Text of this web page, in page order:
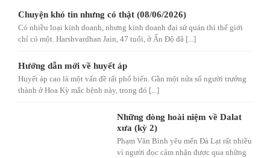
Chuyện khó tin nhưng có thật (08/06/2026)
Có nhiều loại kinh doanh, nhưng kinh doanh đại sứ quán thì thế giới
chỉ có một. Harshvardhan Jain, 47 tuổi, ở Ấn Độ đã [...]
Hướng dẫn mới về huyết áp
Huyết áp cao là một vấn đề rất phổ biến. Gần một nửa số người trưởng
thành ở Hoa Kỳ mắc bệnh này, trong đó [...]
Những dòng hoài niệm về Dalat
xưa (kỳ 2)
Phạm Văn Bình yêu mến Đà Lạt rất nhiều
vì người đọc cảm nhận được qua những